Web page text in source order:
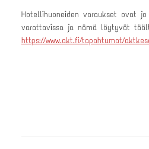
Hotellihuoneiden varaukset ovat jo
varattavissa ja nämä löytyvät
https://www.akt.fi/tapahtumat/